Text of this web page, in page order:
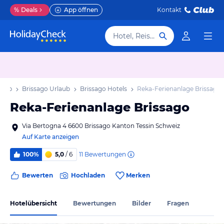
% Deals App öffnen Kontakt
Hotel, Reiseziel
Brissago Urlaub Brissago Hotels Reka-Ferienanlage Brissago
Reka-Ferienanlage Brissago
Via Bertogna 4 6600 Brissago Kanton Tessin Schweiz
Auf Karte anzeigen
100% 5,0 / 6 11 Bewertungen
Bewerten Hochladen Merken
Hotelübersicht Bewertungen Bilder Fragen